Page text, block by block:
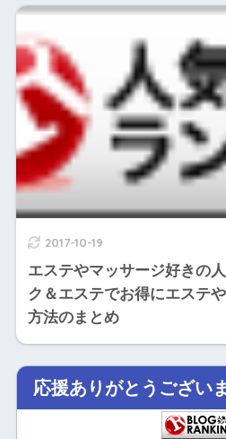
2017-10-19
エステやマッサージ好きの
ク＆エステでお得にエステ
方法のまとめ
応援ありがとうござい